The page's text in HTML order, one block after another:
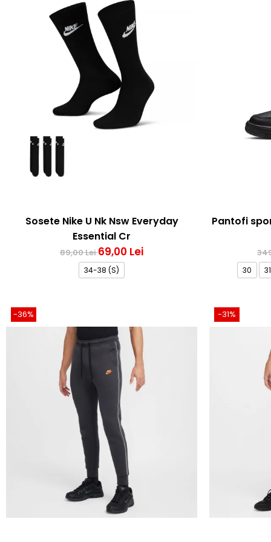
Bluze fotbal copii
Pantaloni lungi fotbal copii
Geci si veste fotbal copii
Imbracaminte fotbal femei
Tricouri fotbal femei
Sorturi fotbal femei
Pantaloni lungi fotbal femei
Echipament portar
Sosete Nike U Nk Nsw Everyday
Essential Cr
89,00 Lei69,00 Lei
34-38 (S)
Pantofi
30 31
-36% -31%